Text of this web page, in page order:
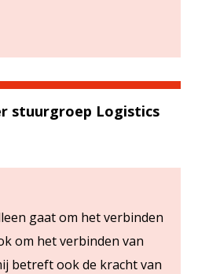
stuurgroep Logistics
gaat om het verbinden
om het verbinden van
betreft ook de kracht van